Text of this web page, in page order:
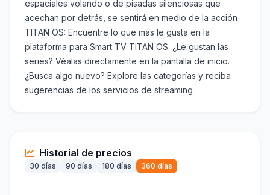
espaciales volando o de pisadas silenciosas que
acechan por detrás, se sentirá en medio de la acción
TITAN OS: Encuentre lo que más le gusta en la
plataforma para Smart TV TITAN OS. ¿Le gustan las
series? Véalas directamente en la pantalla de inicio.
¿Busca algo nuevo? Explore las categorías y reciba
sugerencias de los servicios de streaming
Historial de precios
30 días 90 días 180 días 360 días